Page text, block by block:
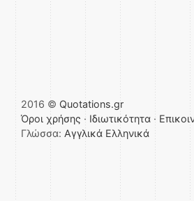
2016 © Quotations.gr
Όροι χρήσης · Ιδιωτικότητα ·
Γλώσσα: Αγγλικά Ελληνικά